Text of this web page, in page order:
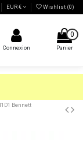
EUR € Wishlist (0)
Connexion
0
Panier
Bennett